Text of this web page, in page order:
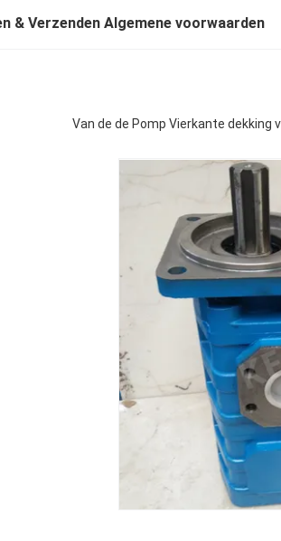
& Verzenden Algemene voorwaarden
Van de de Pomp Vierkante dekking